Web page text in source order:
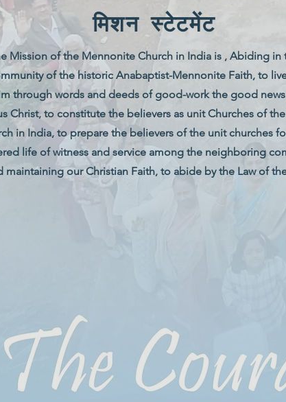
मिशन स्टेटमेंट
Mission of the Mennonite Church in India is , Abiding in
of the historic Anabaptist-Mennonite Faith, to
through words and deeds of good-work the good
Christ, to constitute the believers as unit Churches of
in India, to prepare the believers of the unit churches
life of witness and service among the neighboring
maintaining our Christian Faith, to abide by the Law of